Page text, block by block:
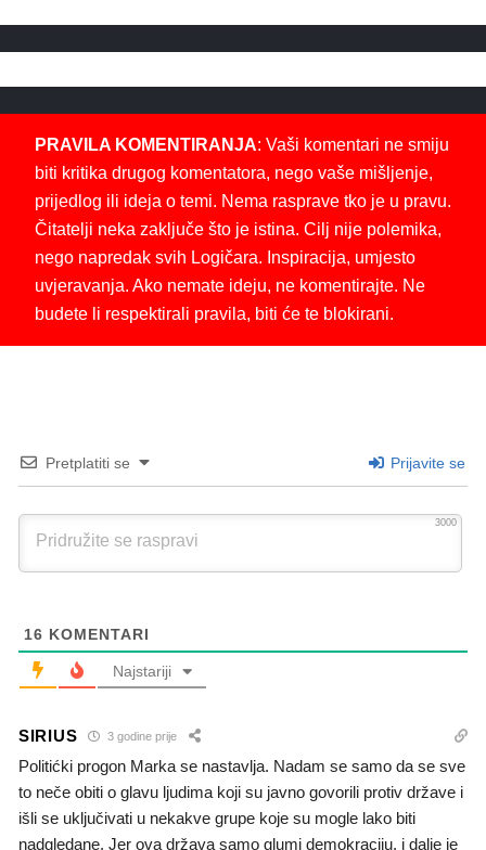
PRAVILA KOMENTIRANJA: Vaši komentari ne smiju
biti kritika drugog komentatora, nego vaše mišljenje,
prijedlog ili ideja o temi. Nema rasprave tko je u pravu.
Čitatelji neka zaključe što je istina. Cilj nije polemika,
nego napredak svih Logičara. Inspiracija, umjesto
uvjeravanja. Ako nemate ideju, ne komentirajte. Ne
budete li respektirali pravila, biti će te blokirani.
Pretplatiti se Prijavite se
3000
16 KOMENTARI
Najstariji
SIRIUS 3 godine prije
Politićki progon Marka se nastavlja. Nadam se samo da se sve
to neče obiti o glavu ljudima koji su javno govorili protiv države i
išli se uključivati u nekakve grupe koje su mogle lako biti
nadgledane. Jer ova država samo glumi demokraciju, i dalje je